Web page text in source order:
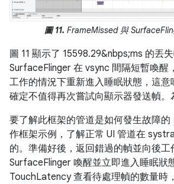
圖 11. FrameMissed 與
圖 11 顯示了 15598.29&nbps;ms 的丟失
SurfaceFlinger 在 vsync 間隔短暫喚醒
工作的情況下重新進入睡眠狀態，這
確定不值得再次嘗試向顯示器發送幀。
要了解此框架的管道是如何發生故障
作框架示例，了解正常 UI 管道在
的。準備好後，返回錯過的幀並向後工
SurfaceFlinger 喚醒並立即進入睡眠狀
TouchLatency 查看待處理幀的數量時